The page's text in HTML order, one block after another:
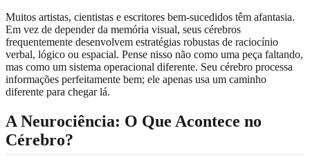
Muitos artistas, cientistas e escritores bem-sucedidos têm afantasia.
Em vez de depender da memória visual, seus cérebros
frequentemente desenvolvem estratégias robustas de raciocínio
verbal, lógico ou espacial. Pense nisso não como uma peça faltando,
mas como um sistema operacional diferente. Seu cérebro processa
informações perfeitamente bem; ele apenas usa um caminho
diferente para chegar lá.
A Neurociência: O Que Acontece no
Cérebro?